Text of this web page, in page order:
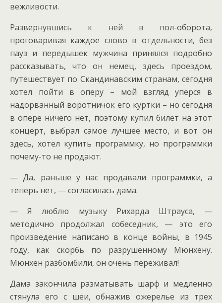
вежливости.
Развернувшись к ней в пол-оборота,
проговаривая каждое слово в отдельности, без
пауз и передышек мужчина принялся подробно
рассказывать, что он немец, здесь проездом,
путешествует по Скандинавским странам, сегодня
хотел пойти в оперу – мой взгляд уперся в
надорванный воротничок его куртки – но сегодня
в опере ничего нет, поэтому купил билет на этот
концерт, выбрал самое лучшее место, и вот он
здесь, хотел купить программку, но программки
почему-то не продают.
— Да, раньше у нас продавали программки, а
теперь нет, — согласилась дама.
— Я люблю музыку Рихарда Штрауса, —
методично продолжал собеседник, — это его
произведение написано в конце войны, в 1945
году, как скорбь по разрушенному Мюнхену.
Мюнхен разбомбили, он очень переживал!
Дама закончила разматывать шарф и медленно
стянула его с шеи, обнажив ожерелье из трех